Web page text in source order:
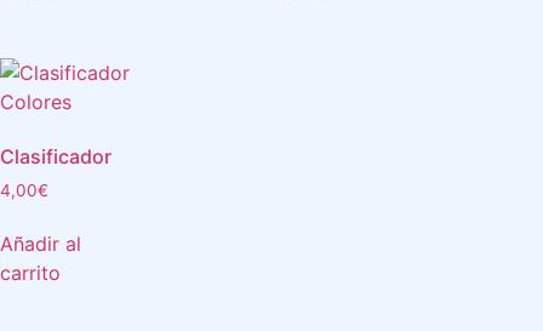
Clasificador
4,00€
Añadir al
carrito